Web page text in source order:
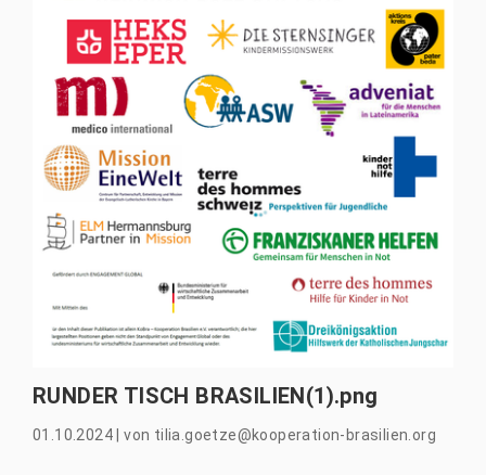
RUNDER TISCH BRASILIEN(1).png
01.10.2024 |von tilia.goetze@kooperation-brasilien.org